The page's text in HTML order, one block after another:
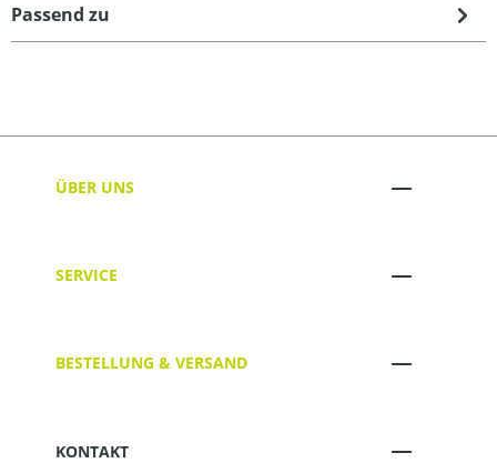
Passend zu
ÜBER UNS
SERVICE
BESTELLUNG & VERSAND
KONTAKT